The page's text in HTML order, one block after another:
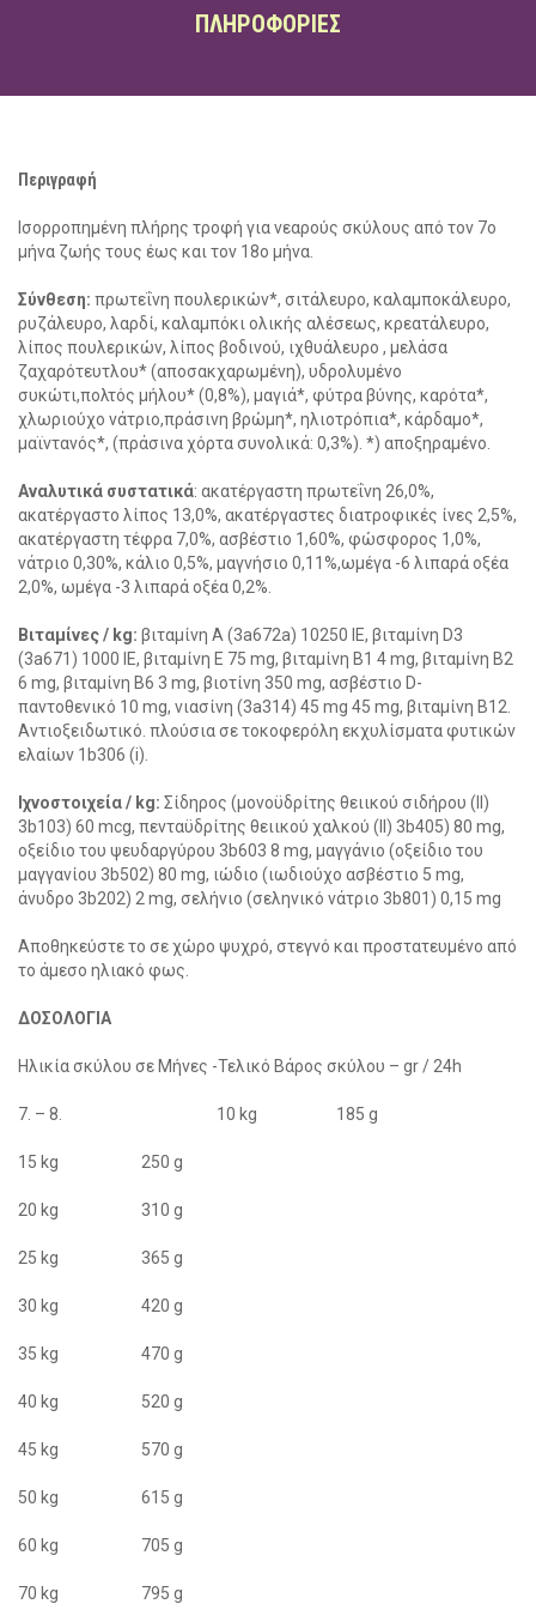
social
ΠΛΗΡΟΦΟΡΙΕΣ
Περιγραφή
Ισορροπημένη πλήρης τροφή για νεαρούς σκύλους από τον 7ο
μήνα ζωής τους έως και τον 18ο μήνα.
Σύνθεση: πρωτεΐνη πουλερικών*, σιτάλευρο, καλαμποκάλευρο,
ρυζάλευρο, λαρδί, καλαμπόκι ολικής αλέσεως, κρεατάλευρο,
λίπος πουλερικών, λίπος βοδινού, ιχθυάλευρο , μελάσα
ζαχαρότευτλου* (αποσακχαρωμένη), υδρολυμένο
συκώτι,πολτός μήλου* (0,8%), μαγιά*, φύτρα βύνης, καρότα*,
χλωριούχο νάτριο,πράσινη βρώμη*, ηλιοτρόπια*, κάρδαμο*,
μαϊντανός*, (πράσινα χόρτα συνολικά: 0,3%). *) αποξηραμένο.
Αναλυτικά συστατικά: ακατέργαστη πρωτεΐνη 26,0%,
ακατέργαστο λίπος 13,0%, ακατέργαστες διατροφικές ίνες 2,5%,
ακατέργαστη τέφρα 7,0%, ασβέστιο 1,60%, φώσφορος 1,0%,
νάτριο 0,30%, κάλιο 0,5%, μαγνήσιο 0,11%,ωμέγα -6 λιπαρά οξέα
2,0%, ωμέγα -3 λιπαρά οξέα 0,2%.
Βιταμίνες / kg: βιταμίνη Α (3a672a) 10250 IE, βιταμίνη D3
(3a671) 1000 IE, βιταμίνη Ε 75 mg, βιταμίνη Β1 4 mg, βιταμίνη Β2
6 mg, βιταμίνη Β6 3 mg, βιοτίνη 350 mg, ασβέστιο D-
παντοθενικό 10 mg, νιασίνη (3a314) 45 mg 45 mg, βιταμίνη Β12.
Αντιοξειδωτικό. πλούσια σε τοκοφερόλη εκχυλίσματα φυτικών
ελαίων 1b306 (i).
Ιχνοστοιχεία / kg: Σίδηρος (μονοϋδρίτης θειικού σιδήρου (II)
3b103) 60 mcg, πενταϋδρίτης θειικού χαλκού (II) 3b405) 80 mg,
οξείδιο του ψευδαργύρου 3b603 8 mg, μαγγάνιο (οξείδιο του
μαγγανίου 3b502) 80 mg, ιώδιο (ιωδιούχο ασβέστιο 5 mg,
άνυδρο 3b202) 2 mg, σελήνιο (σεληνικό νάτριο 3b801) 0,15 mg
Αποθηκεύστε το σε χώρο ψυχρό, στεγνό και προστατευμένο από
το άμεσο ηλιακό φως.
ΔΟΣΟΛΟΓΙΑ
Ηλικία σκύλου σε Μήνες -Τελικό Βάρος σκύλου – gr / 24h
7. – 8. 10 kg 185 g
15 kg 250 g
20 kg 310 g
25 kg 365 g
30 kg 420 g
35 kg 470 g
40 kg 520 g
45 kg 570 g
50 kg 615 g
60 kg 705 g
70 kg 795 g